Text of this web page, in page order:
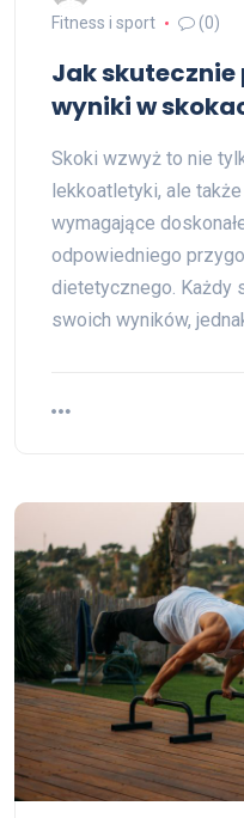
Fitness i sport
(0)
Jak
wyniki w
Skoki wzwyż to nie
lekkoatletyki, ale
wymagające
odpowiedniego
dietetycznego. Każdy
swoich wyników,